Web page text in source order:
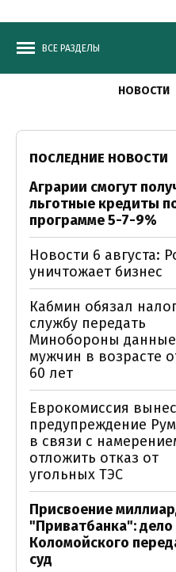
ВСЕ РАЗДЕЛЫ
НОВОСТИ
ПОСЛЕДНИЕ НОВОСТИ
Аграрии смогут
льготные кредиты
программе 5-7-9%
Новости 6 августа:
уничтожает бизнес
Кабмин обязал
службу передать
Минобороны данные
мужчин в возрасте
60 лет
Еврокомиссия
предупреждение
в связи с
отложить отказ от
угольных ТЭС
Присвоение
"Приватбанка": дело
Коломойского
суд